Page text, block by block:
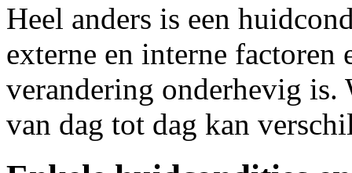
Heel anders is een
externe en interne
verandering onderhevig
van dag tot dag kan